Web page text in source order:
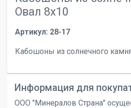
Овал 8х10
Артикул: 28-17
Кабошоны из солнечного
Информация для
ООО "Минералов Страна"